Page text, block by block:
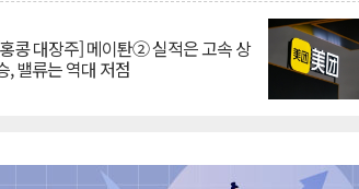
콩 대장주] 메이퇀② 실적은 고속 상
, 밸류는 역대 저점